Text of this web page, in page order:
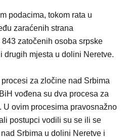
podacima, tokom rata u
zaraćenih strana
zatočenih osoba srpske
drugih mjesta u dolini Neretve.
za zločine nad Srbima
vođena su dva procesa za
U ovim procesima pravosnažno
postupci vodili su se ili se
Srbima u dolini Neretve i